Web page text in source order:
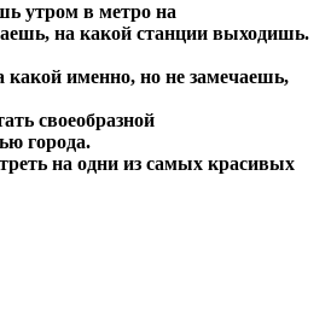
утром в метро на
на какой станции выходишь.
какой именно, но не замечаешь,
своеобразной
города.
на одни из самых красивых